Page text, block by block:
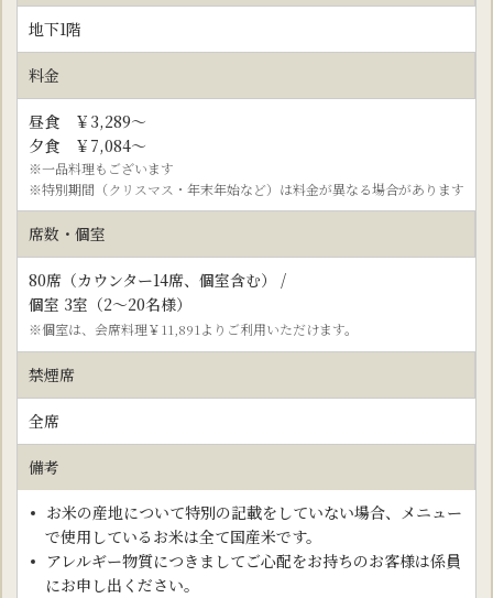
地下1階
料金
昼食 ￥ 3,289～
夕食 ￥7,084～
※一品料理もございます
※特別期間（クリスマス・年末年始など）は料金が異なる場合があります
席数・個室
80席（カウンター14席、個室含む） /
個室 3室（2～20名様）
※個室は、会席料理￥11,891よりご利用いただけます。
禁煙席
全席
備考
お米の産地について特別の記載をしていない場合、メニュー
で使用しているお米は全て国産米です。
アレルギー物質につきましてご心配をお持ちのお客様は係員
にお申し出ください。